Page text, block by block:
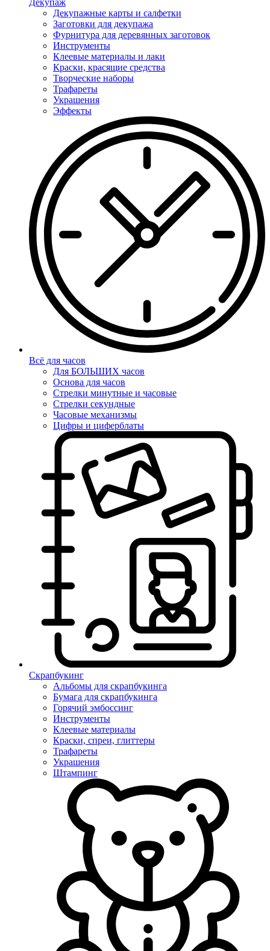
Декупажные карты и салфетки
Заготовки для декупажа
Фурнитура для деревянных заготовок
Инструменты
Клеевые материалы и лаки
Краски, красящие средства
Творческие наборы
Трафареты
Украшения
Эффекты
Всё для часов
Для БОЛЬШИХ часов
Основа для часов
Стрелки минутные и часовые
Стрелки секундные
Часовые механизмы
Цифры и циферблаты
Скрапбукинг
Альбомы для скрапбукинга
Бумага для скрапбукинга
Горячий эмбоссинг
Инструменты
Клеевые материалы
Краски, спреи, глиттеры
Трафареты
Украшения
Штампинг